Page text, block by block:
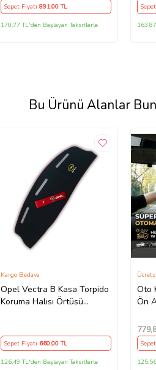
Sepet Fiyatı 891,00 TL
170,77 TL'den Başlayan Taksitlerle
Bu Ürünü Alanlar
Opel Vectra B Kasa Torpido
Koruma Halısı Örtüsü
Kargo Bedava
Sepet Fiyatı 660,00 TL
126,49 TL'den Başlayan Taksitlerle
Oto
Ön
779